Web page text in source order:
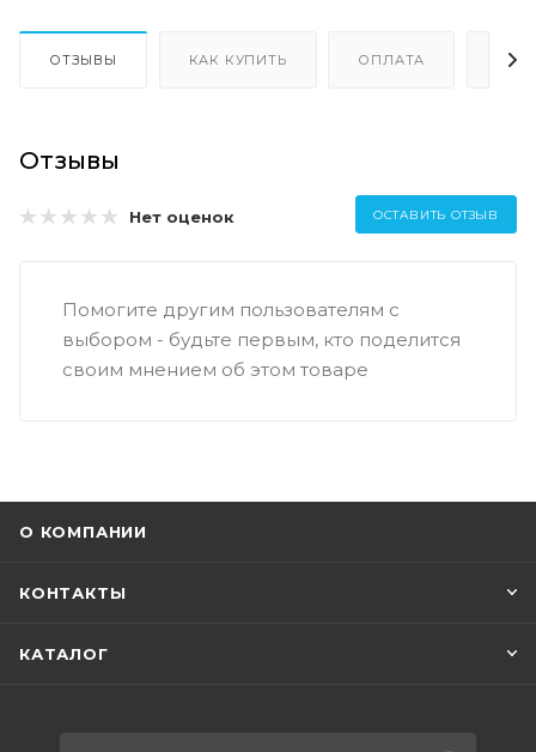
ОТЗЫВЫ КАК КУПИТЬ ОПЛАТА
Отзывы
Нет оценок ОСТАВИТЬ ОТЗЫВ
Помогите другим пользователям с
выбором - будьте первым, кто поделится
своим мнением об этом товаре
О КОМПАНИИ
КОНТАКТЫ
КАТАЛОГ